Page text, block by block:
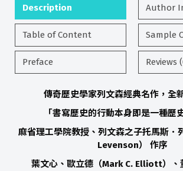
Description Author
Table of Content Sample
Preface Reviews
傳奇歷史學家列文森經典名作，全
「書寫歷史的行動本身即是一種歷
麻省理工學院教授、列文森之子托馬斯．
Levenson） 作序
葉文心、歐立德（Mark C. Elliott）、